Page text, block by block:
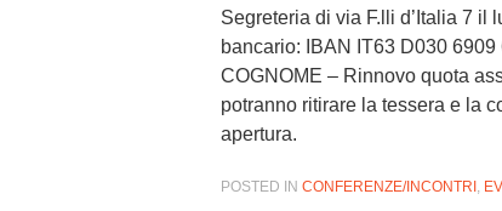
Segreteria di via F.lli d’Italia 7
bancario: IBAN IT63 D030
COGNOME – Rinnovo quota
potranno ritirare la tessera e la
apertura.
POSTED IN CONFERENZE/INCONTRI ,